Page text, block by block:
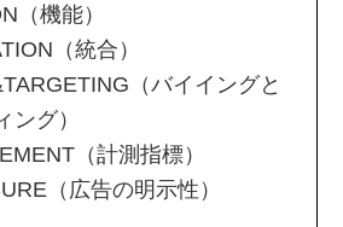
（機能）
（統合）
（バイイングと
ング）
（計測指標）
（広告の明示性）